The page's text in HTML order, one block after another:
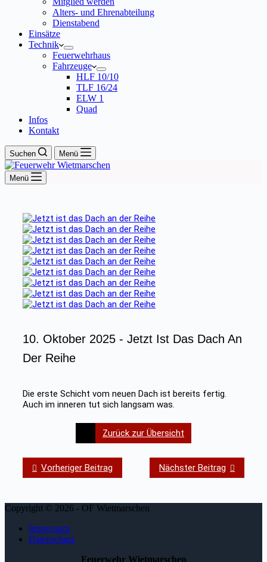
Alters- und Ehrenabteilung
Dienstabend
Einsätze
Technik
Feuerwehrhaus
Fahrzeuge
HLF 10/10
TLF 16/24
ELW 1
Quad
Infos
Kontakt
Suchen Menü
Menü
10. Oktober 2025 - Jetzt Ist Das Dach An
Der Reihe
Die erste Schicht vom neuen Dach ist bereits fertig.
Auch im inneren tut sich langsam was.
Zurück zur Übersicht
Nächster Beitrag
Vorheriger Beitrag
Copyright © 2026 - OF Wietmarschen
Impressum
Datenschutz
Feuerwehr Wietmarschen